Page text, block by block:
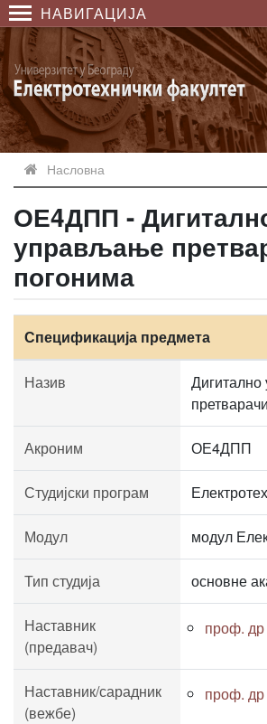
НАВИГАЦИЈА
Насловна
ОЕ4ДПП -
управљање
погонима
Спецификација предмета
Назив
Акроним ОЕ4ДПП
Студијски програм
Модул модул
Тип студија основне
Наставник
(предавач)
проф.
Наставник/сарадник
(вежбе)
проф.